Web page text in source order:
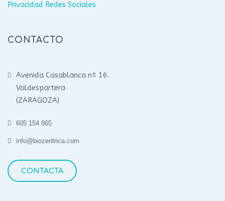
Privacidad Redes Sociales
CONTACTO
Avenida Casablanca nº 16.
Valdespartera
(ZARAGOZA)
605 154 865
info@biozentrica.com
CONTACTA